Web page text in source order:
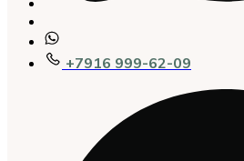
+7916 999-62-09